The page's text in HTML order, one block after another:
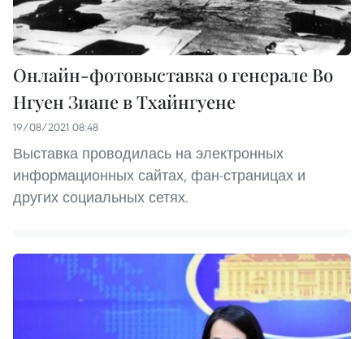
Онлайн-фотовыставка о генерале Во
Нгуен Зиапе в Тхайнгуене
19/08/2021 08:48
Выставка проводилась на электронных
информационных сайтах, фан-страницах и
других социальных сетях.